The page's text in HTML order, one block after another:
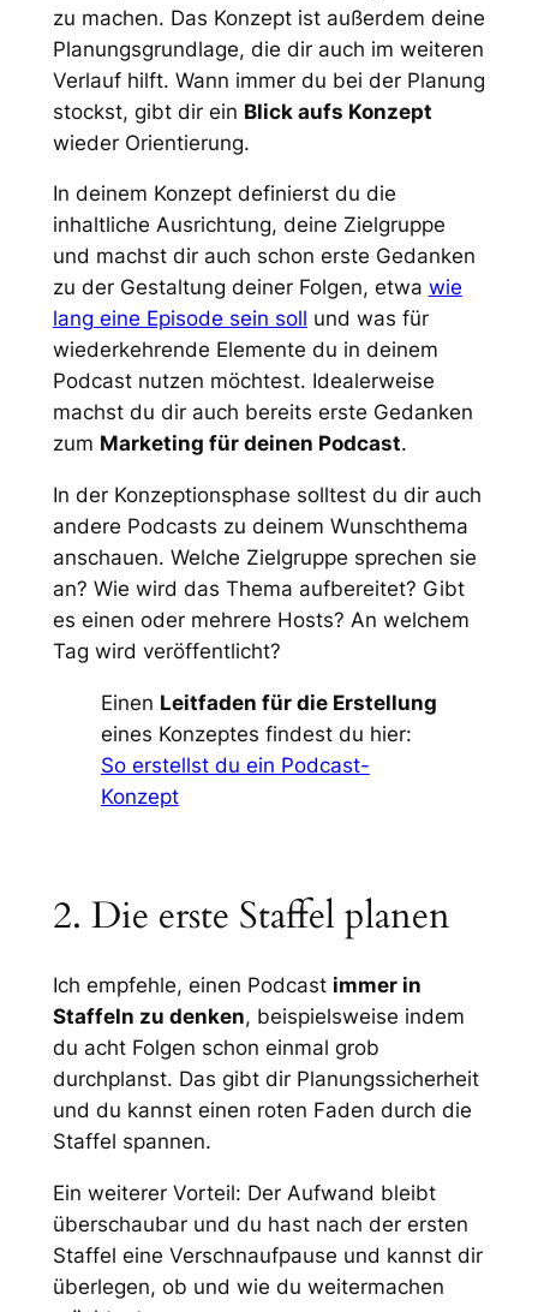
zu machen. Das Konzept ist außerdem deine
Planungsgrundlage, die dir auch im weiteren
Verlauf hilft. Wann immer du bei der Planung
stockst, gibt dir ein Blick aufs Konzept
wieder Orientierung.
In deinem Konzept definierst du die
inhaltliche Ausrichtung, deine Zielgruppe
und machst dir auch schon erste Gedanken
zu der Gestaltung deiner Folgen, etwa wie
lang eine Episode sein soll und was für
wiederkehrende Elemente du in deinem
Podcast nutzen möchtest. Idealerweise
machst du dir auch bereits erste Gedanken
zum Marketing für deinen Podcast.
In der Konzeptionsphase solltest du dir auch
andere Podcasts zu deinem Wunschthema
anschauen. Welche Zielgruppe sprechen sie
an? Wie wird das Thema aufbereitet? Gibt
es einen oder mehrere Hosts? An welchem
Tag wird veröffentlicht?
Einen Leitfaden für die Erstellung
eines Konzeptes findest du hier:
So erstellst du ein Podcast-
Konzept
2. Die erste Staffel planen
Ich empfehle, einen Podcast immer in
Staffeln zu denken, beispielsweise indem
du acht Folgen schon einmal grob
durchplanst. Das gibt dir Planungssicherheit
und du kannst einen roten Faden durch die
Staffel spannen.
Ein weiterer Vorteil: Der Aufwand bleibt
überschaubar und du hast nach der ersten
Staffel eine Verschnaufpause und kannst dir
überlegen, ob und wie du weitermachen